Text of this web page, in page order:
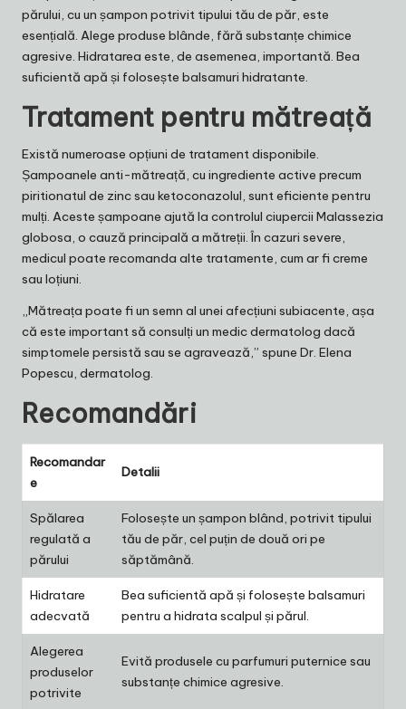
părului, cu un șampon potrivit tipului tău de păr, este
esențială. Alege produse blânde, fără substanțe chimice
agresive. Hidratarea este, de asemenea, importantă. Bea
suficientă apă și folosește balsamuri hidratante.
Tratament pentru mătreață
Există numeroase opțiuni de tratament disponibile.
Șampoanele anti-mătreață, cu ingrediente active precum
piritionatul de zinc sau ketoconazolul, sunt eficiente pentru
mulți. Aceste șampoane ajută la controlul ciupercii Malassezia
globosa, o cauză principală a mătreții. În cazuri severe,
medicul poate recomanda alte tratamente, cum ar fi creme
sau loțiuni.
„Mătreața poate fi un semn al unei afecțiuni subiacente, așa
că este important să consulți un medic dermatolog dacă
simptomele persistă sau se agravează,” spune Dr. Elena
Popescu, dermatolog.
Recomandări
Recomandar
e
Detalii
Spălarea
regulată a
părului
Folosește un șampon blând, potrivit tipului
tău de păr, cel puțin de două ori pe
săptămână.
Hidratare
adecvată
Bea suficientă apă și folosește balsamuri
pentru a hidrata scalpul și părul.
Alegerea
produselor
potrivite
Evită produsele cu parfumuri puternice sau
substanțe chimice agresive.